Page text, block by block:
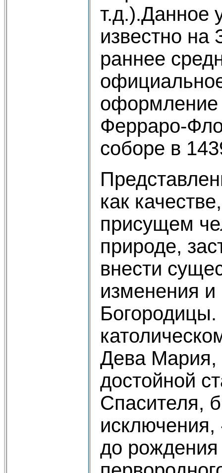
т.д.).Данное
известно
раннее
оформление
Ферраро-
соборе в
как
присущем
природе,
внести
изменения и
Богородицы.
Дева Мария,
достойной
Спасителя,
до